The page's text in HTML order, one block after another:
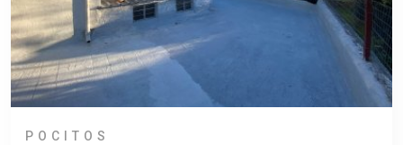
POCITOS